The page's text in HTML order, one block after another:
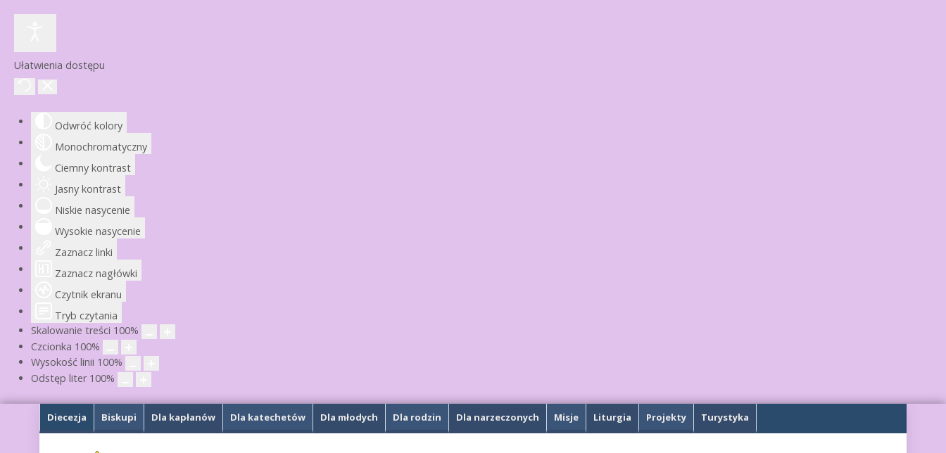
Ułatwienia dostępu
Odwróć kolory
Monochromatyczny
Ciemny kontrast
Jasny kontrast
Niskie nasycenie
Wysokie nasycenie
Zaznacz linki
Zaznacz nagłówki
Czytnik ekranu
Tryb czytania
Skalowanie treści 100%
Czcionka 100%
Wysokość linii 100%
Odstęp liter 100%
Diecezja Biskupi Dla kapłanów Dla katechetów Dla młodych Dla rodzin Dla narzeczonych Misje Liturgia Projekty Turystyka